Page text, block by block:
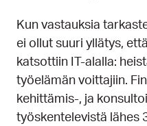
Kun vastauksia
ei ollut suuri yllätys,
katsottiin IT-alalla:
työelämän voittajiin.
kehittämis-, ja
työskentelevistä lähes